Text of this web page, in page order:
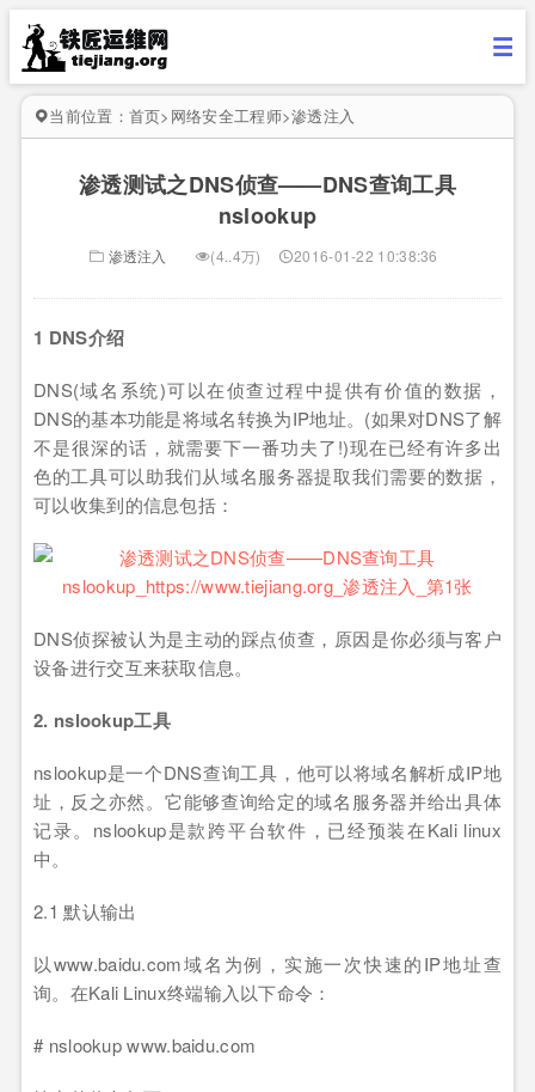
当前位置： 首页> 网络安全工程师>渗透注入
渗透测试之DNS侦查——DNS查询工具
nslookup
渗透注入 (4..4万) 2016-01-22 10:38:36
1 DNS介绍
DNS(域名系统)可以在侦查过程中提供有价值的数据，
DNS的基本功能是将域名转换为IP地址。(如果对DNS了解
不是很深的话，就需要下一番功夫了!)现在已经有许多出
色的工具可以助我们从域名服务器提取我们需要的数据，
可以收集到的信息包括：
DNS侦探被认为是主动的踩点侦查，原因是你必须与客户
设备进行交互来获取信息。
2. nslookup工具
nslookup是一个DNS查询工具，他可以将域名解析成IP地
址，反之亦然。它能够查询给定的域名服务器并给出具体
记录。nslookup是款跨平台软件，已经预装在Kali linux
中。
2.1 默认输出
以www.baidu.com域名为例，实施一次快速的IP地址查
询。在Kali Linux终端输入以下命令：
# nslookup www.baidu.com